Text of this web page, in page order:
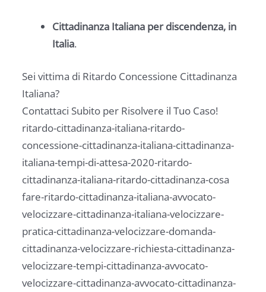
Cittadinanza Italiana per discendenza, in
Italia.
Sei vittima di Ritardo Concessione Cittadinanza
Italiana?
Contattaci Subito per Risolvere il Tuo Caso!
ritardo-cittadinanza-italiana-ritardo-
concessione-cittadinanza-italiana-cittadinanza-
italiana-tempi-di-attesa-2020-ritardo-
cittadinanza-italiana-ritardo-cittadinanza-cosa
fare-ritardo-cittadinanza-italiana-avvocato-
velocizzare-cittadinanza-italiana-velocizzare-
pratica-cittadinanza-velocizzare-domanda-
cittadinanza-velocizzare-richiesta-cittadinanza-
velocizzare-tempi-cittadinanza-avvocato-
velocizzare-cittadinanza-avvocato-cittadinanza-